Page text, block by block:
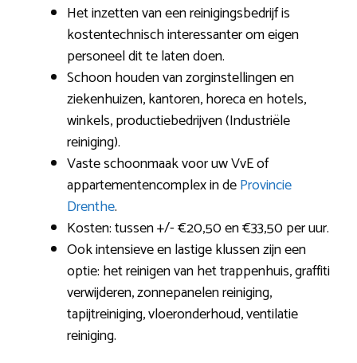
Het inzetten van een reinigingsbedrijf is
kostentechnisch interessanter om eigen
personeel dit te laten doen.
Schoon houden van zorginstellingen en
ziekenhuizen, kantoren, horeca en hotels,
winkels, productiebedrijven (Industriële
reiniging).
Vaste schoonmaak voor uw VvE of
appartementencomplex in deProvincie
Drenthe.
Kosten: tussen +/- €20,50 en €33,50 per uur.
Ook intensieve en lastige klussen zijn een
optie: het reinigen van het trappenhuis, graffiti
verwijderen, zonnepanelen reiniging,
tapijtreiniging, vloeronderhoud, ventilatie
reiniging.